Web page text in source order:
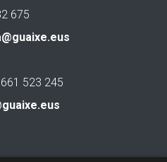
675
661 523 245